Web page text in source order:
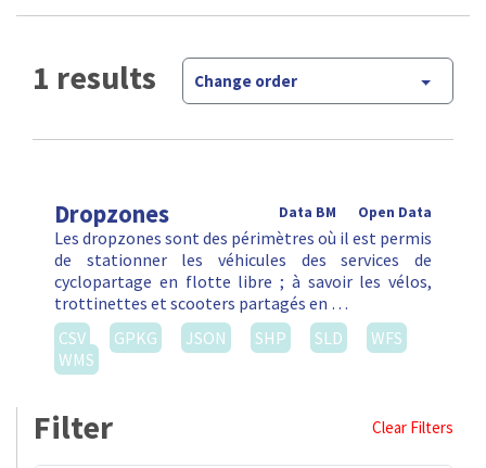
1 results Change order
Dropzones Open Data
Data BM
Les dropzones sont des périmètres où il est permis
de stationner les véhicules des services de
cyclopartage en flotte libre ; à savoir les vélos,
trottinettes et scooters partagés en …
CSV
GPKG JSON SHP SLD
WFS
WMS
Filter Clear Filters